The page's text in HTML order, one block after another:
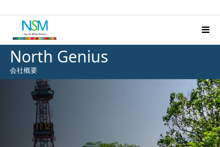
North Genius
会社概要